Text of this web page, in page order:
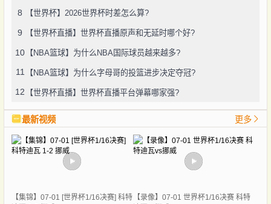
8 【世界杯】2026世界杯时差怎么算?
9 【世界杯直播】世界杯直播原声和无延时哪个好?
10 【NBA篮球】为什么NBA国际球员越来越多?
11 【NBA篮球】为什么字母哥的投篮进步决定夺冠?
12 【世界杯直播】世界杯直播平台弹幕哪家强?
最新视频 更多
【集锦】07-01 [世界杯1/16决赛] 科特 【录像】07-01 世界杯1/16决赛 科特